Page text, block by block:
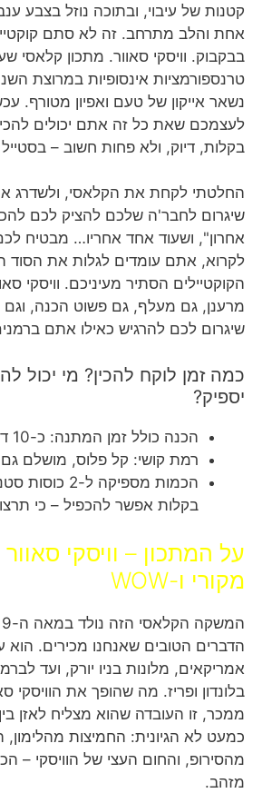
קטנות של עיבוי, ובתוכה נוזל בצבע
אחת והלב מתרחב. זה לא סתם קוקטייל
בבקבוק. וויסקי סאוור. מתכון קלאסי
טרנספורמציות אינסופיות במרוצת
נשאר אייקון של טעם ואפיון מטורף.
לעצמכם שאת כל זה אתם יכולים
בקלות, דיוק, ולא פחות חשוב –
החלטתי לקחת את הקלאסי, ולשדרג
שיגרום לחבר'ה שלכם להציק לכם
אחרון", ושעוד אחד אחריו… מבטיח
לקרוא, אתם עומדים לגלות את הסוד
הקוקטיילים הסתיר מעיניכם. וויסקי
מרענן, גם מעלף, גם פשוט הכנה, וגם
שיגרום לכם להרגיש כאילו אתם
כמה זמן לוקח להכין? מי יכול
יספיק?
הכנה כולל זמן המתנה: כ-10 דקות בלבד
רמת קושי: קל פלוס, מושלם
הכמות מספיקה
בקלות אפשר להכפיל – כי
על המתכון – וויסקי
מקורי ו-WOW
הדברים הטובים שאנחנו מכירים. הוא
אמריקאים, מלונות בניו יורק, ועד
בלונדון ופריז. מה שהופך את הוויסקי
ממכר, זו העובדה שהוא מצליח לאזן
כמעט לא הגיונית: החמיצות מהלימון,
מהסירופ, והחום העצי של הוויסקי –
מזהב.